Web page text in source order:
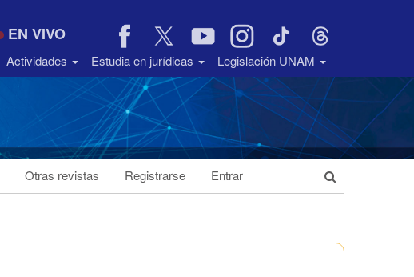
EN VIVO
Actividades Estudia en jurídicas Legislación UNAM
Otras revistas Registrarse Entrar